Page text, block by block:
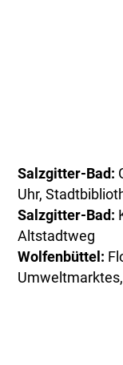
Salzgitter-Bad:
Uhr,
Salzgitter-Bad:
Altstadtweg
Wolfenbüttel: